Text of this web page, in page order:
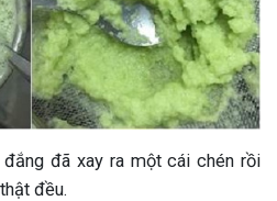
đã xay ra một cái chén rồi
đều.